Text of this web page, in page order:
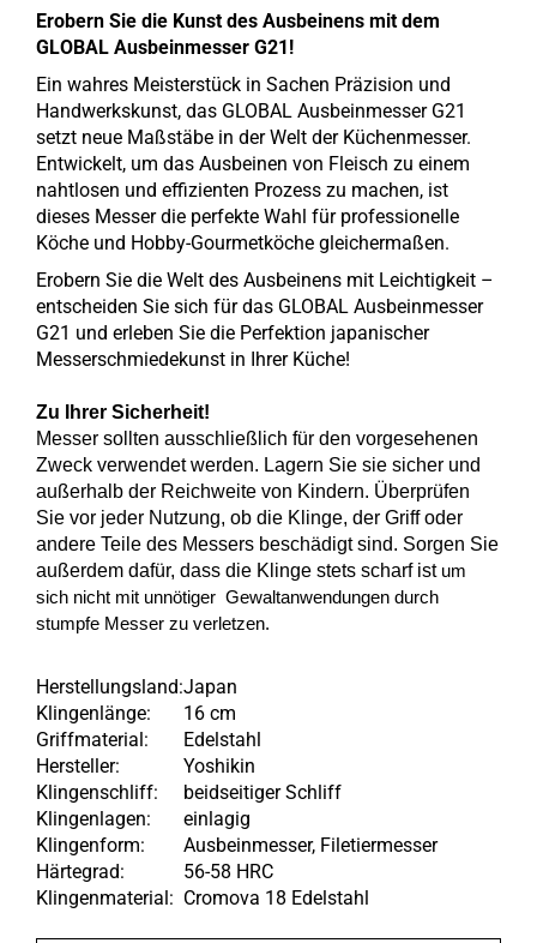
Erobern Sie die Kunst des Ausbeinens mit dem
GLOBAL Ausbeinmesser G21!
Ein wahres Meisterstück in Sachen Präzision und
Handwerkskunst, das GLOBAL Ausbeinmesser G21
setzt neue Maßstäbe in der Welt der Küchenmesser.
Entwickelt, um das Ausbeinen von Fleisch zu einem
nahtlosen und effizienten Prozess zu machen, ist
dieses Messer die perfekte Wahl für professionelle
Köche und Hobby-Gourmetköche gleichermaßen.
Erobern Sie die Welt des Ausbeinens mit Leichtigkeit –
entscheiden Sie sich für das GLOBAL Ausbeinmesser
G21 und erleben Sie die Perfektion japanischer
Messerschmiedekunst in Ihrer Küche!
Zu Ihrer Sicherheit!
Messer sollten ausschließlich für den vorgesehenen
Zweck verwendet werden. Lagern Sie sie sicher und
außerhalb der Reichweite von Kindern. Überprüfen
Sie vor jeder Nutzung, ob die Klinge, der Griff oder
andere Teile des Messers beschädigt sind. Sorgen Sie
außerdem dafür, dass die Klinge stets scharf ist um
sich nicht mit unnötiger Gewaltanwendungen durch
stumpfe Messer zu verletzen.
Herstellungsland:Japan
Klingenlänge:
16 cm
Griffmaterial:
Edelstahl
Hersteller:
Yoshikin
Klingenschliff:
beidseitiger Schliff
Klingenlagen:
einlagig
Klingenform:
Ausbeinmesser, Filetiermesser
Härtegrad:
56-58 HRC
Klingenmaterial: Cromova 18 Edelstahl